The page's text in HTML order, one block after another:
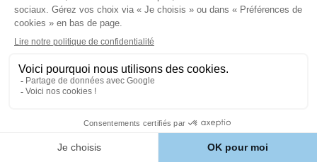
mois, il est généralement pleinement intégré à
son foyer. Chaque chien évolue à son propre
rythme, mais cette règle rappelle qu'il faut faire
les chiens ?
La règle 3-3-3 correspond aux étapes